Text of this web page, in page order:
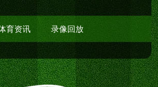
育资讯 录像回放